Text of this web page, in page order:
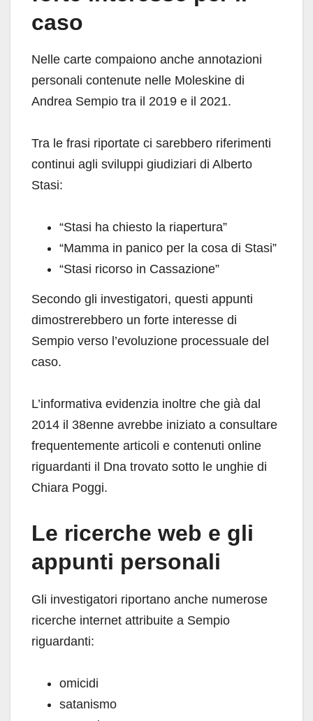
caso
Nelle carte compaiono anche annotazioni
personali contenute nelle Moleskine di
Andrea Sempio tra il 2019 e il 2021.
Tra le frasi riportate ci sarebbero riferimenti
continui agli sviluppi giudiziari di Alberto
Stasi:
“Stasi ha chiesto la riapertura”
“Mamma in panico per la cosa di Stasi”
“Stasi ricorso in Cassazione”
Secondo gli investigatori, questi appunti
dimostrerebbero un forte interesse di
Sempio verso l’evoluzione processuale del
caso.
L’informativa evidenzia inoltre che già dal
2014 il 38enne avrebbe iniziato a consultare
frequentemente articoli e contenuti online
riguardanti il Dna trovato sotto le unghie di
Chiara Poggi.
Le ricerche web e gli
appunti personali
Gli investigatori riportano anche numerose
ricerche internet attribuite a Sempio
riguardanti:
omicidi
satanismo